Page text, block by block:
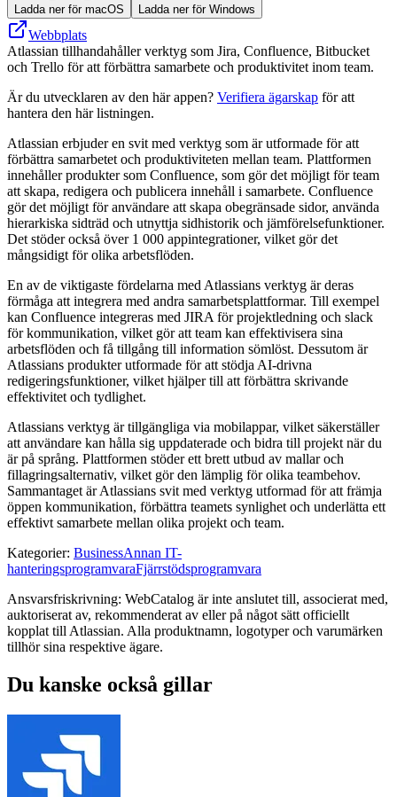
Ladda ner för macOS Ladda ner för Windows
Webbplats
Atlassian tillhandahåller verktyg som Jira, Confluence, Bitbucket
och Trello för att förbättra samarbete och produktivitet inom team.
Är du utvecklaren av den här appen? Verifiera ägarskap för att
hantera den här listningen.
Atlassian erbjuder en svit med verktyg som är utformade för att
förbättra samarbetet och produktiviteten mellan team. Plattformen
innehåller produkter som Confluence, som gör det möjligt för team
att skapa, redigera och publicera innehåll i samarbete. Confluence
gör det möjligt för användare att skapa obegränsade sidor, använda
hierarkiska sidträd och utnyttja sidhistorik och jämförelsefunktioner.
Det stöder också över 1 000 appintegrationer, vilket gör det
mångsidigt för olika arbetsflöden.
En av de viktigaste fördelarna med Atlassians verktyg är deras
förmåga att integrera med andra samarbetsplattformar. Till exempel
kan Confluence integreras med JIRA för projektledning och slack
för kommunikation, vilket gör att team kan effektivisera sina
arbetsflöden och få tillgång till information sömlöst. Dessutom är
Atlassians produkter utformade för att stödja AI-drivna
redigeringsfunktioner, vilket hjälper till att förbättra skrivande
effektivitet och tydlighet.
Atlassians verktyg är tillgängliga via mobilappar, vilket säkerställer
att användare kan hålla sig uppdaterade och bidra till projekt när du
är på språng. Plattformen stöder ett brett utbud av mallar och
fillagringsalternativ, vilket gör den lämplig för olika teambehov.
Sammantaget är Atlassians svit med verktyg utformad för att främja
öppen kommunikation, förbättra teamets synlighet och underlätta ett
effektivt samarbete mellan olika projekt och team.
Kategorier: BusinessAnnan IT-
hanteringsprogramvaraFjärrstödsprogramvara
Ansvarsfriskrivning: WebCatalog är inte anslutet till, associerat med,
auktoriserat av, rekommenderat av eller på något sätt officiellt
kopplat till Atlassian. Alla produktnamn, logotyper och varumärken
tillhör sina respektive ägare.
Du kanske också gillar